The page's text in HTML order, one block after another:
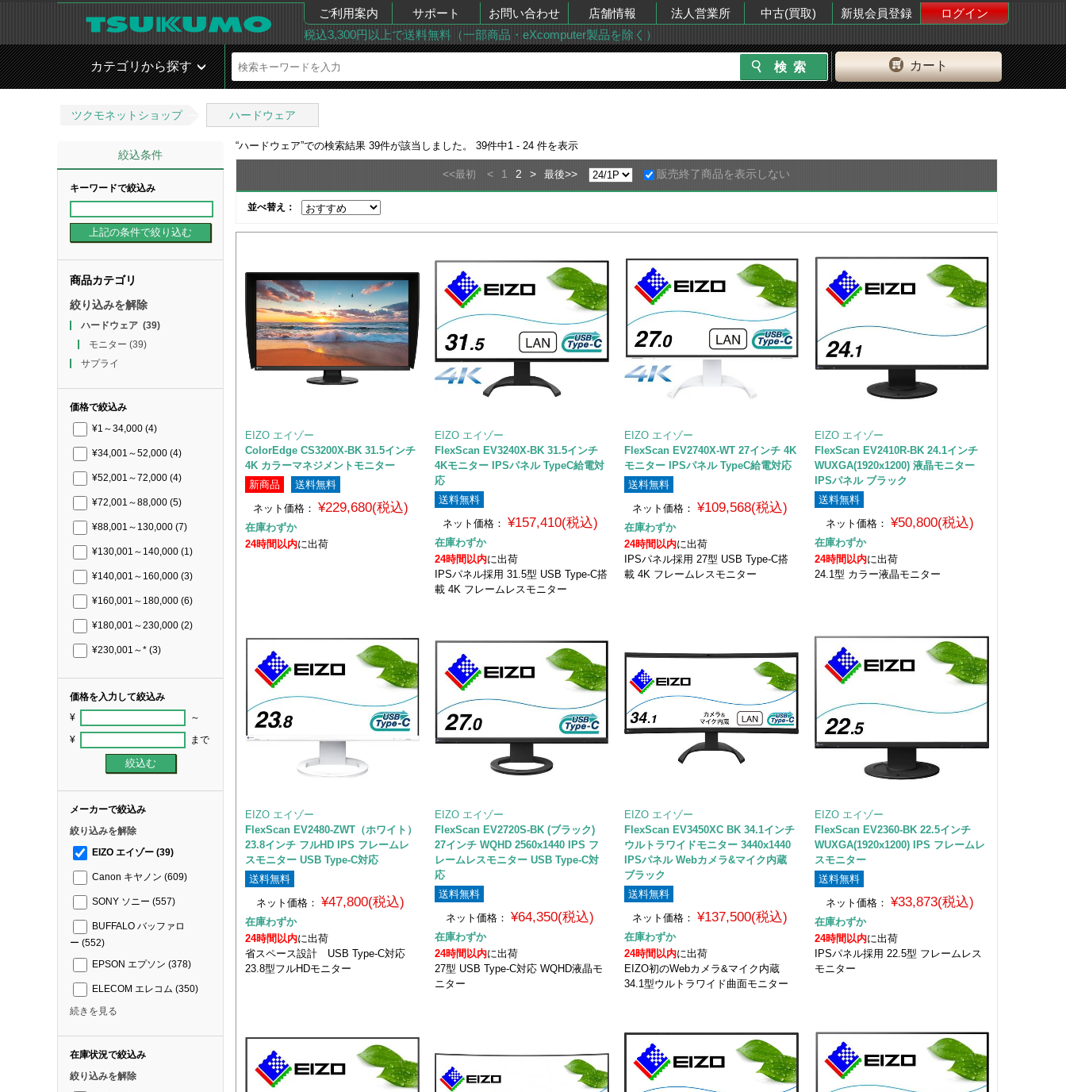
ご利用案内 サポート お問い合わせ 店舗情報 法人営業所 中古(買取) 新規会員登録
ログイン
税込3,300円以上で送料無料（一部商品・eXcomputer製品を除く）
カート
カテゴリから探す
ツクモネットショップ ハードウェア
絞込条件
キーワードで絞込み
商品カテゴリ
絞り込みを解除
ハードウェア(39)
モニター (39)
サプライ
価格で絞込み
¥1～34,000 (4)
¥34,001～52,000 (4)
¥52,001～72,000 (4)
¥72,001～88,000 (5)
¥88,001～130,000 (7)
¥130,001～140,000 (1)
¥140,001～160,000 (3)
¥160,001～180,000 (6)
¥180,001～230,000 (2)
¥230,001～* (3)
価格を入力して絞込み
¥ ～
¥ まで
メーカーで絞込み
絞り込みを解除
EIZO エイゾー (39)
Canon キヤノン (609)
SONY ソニー (557)
BUFFALO バッファロ
ー (552)
EPSON エプソン (378)
ELECOM エレコム (350)
続きを見る
在庫状況で絞込み
絞り込みを解除
“ハードウェア”での検索結果 39件が該当しました。 39件中1 - 24 件を表示
<<最初 < 1 2 > 最後>> 販売終了商品を表示しない
並べ替え：
EIZO エイゾー
ColorEdge CS3200X-BK 31.5インチ
4K カラーマネジメントモニター
新商品
送料無料
ネット価格： ¥229,680(税込)
在庫わずか
24時間以内に出荷
EIZO エイゾー
FlexScan EV3240X-BK 31.5インチ
4Kモニター IPSパネル TypeC給電対
応
送料無料
ネット価格： ¥157,410(税込)
在庫わずか
24時間以内に出荷
IPSパネル採用 31.5型 USB Type-C搭
載 4K フレームレスモニター
EIZO エイゾー
FlexScan EV2740X-WT 27インチ 4K
モニター IPSパネル TypeC給電対応
送料無料
ネット価格：
¥109,568(税込)
在庫わずか
24時間以内に出荷
IPSパネル採用 27型 USB Type-C搭
載 4K フレームレスモニター
EIZO エイゾー
FlexScan EV2410R-BK 24.1インチ
WUXGA(1920x1200) 液晶モニター
IPSパネル ブラック
送料無料
ネット価格： ¥50,800(税込)
在庫わずか
24時間以内に出荷
24.1型 カラー液晶モニター
EIZO エイゾー
FlexScan EV2480-ZWT（ホワイト）
23.8インチ フルHD IPS フレームレ
スモニター USB Type-C対応
送料無料
ネット価格：
¥47,800(税込)
在庫わずか
24時間以内に出荷
省スペース設計 USB Type-C対応
23.8型フルHDモニター
EIZO エイゾー
FlexScan EV2720S-BK (ブラック)
27インチ WQHD 2560x1440 IPS フ
レームレスモニター USB Type-C対
応
送料無料
ネット価格：
¥64,350(税込)
在庫わずか
24時間以内に出荷
27型 USB Type-C対応 WQHD液晶モ
ニター
EIZO エイゾー
FlexScan EV3450XC BK 34.1インチ
ウルトラワイドモニター 3440x1440
IPSパネル Webカメラ&マイク内蔵
ブラック
送料無料
ネット価格：
¥137,500(税込)
在庫わずか
24時間以内に出荷
EIZO初のWebカメラ&マイク内蔵
34.1型ウルトラワイド曲面モニター
EIZO エイゾー
FlexScan EV2360-BK 22.5インチ
WUXGA(1920x1200) IPS フレームレ
スモニター
送料無料
ネット価格： ¥33,873(税込)
在庫わずか
24時間以内に出荷
IPSパネル採用 22.5型 フレームレス
モニター